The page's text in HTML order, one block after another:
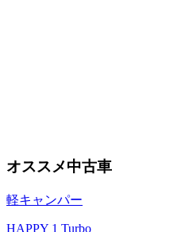
オススメ中古車
軽キャンパー
HAPPY 1 Turbo